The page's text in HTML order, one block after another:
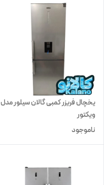
یخچال فریزر کمبی گالان سیلور مدل
ویکتور
ناموجود